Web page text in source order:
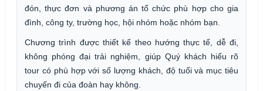
đón, thực đơn và phương án tổ chức phù hợp cho gia
đình, công ty, trường học, hội nhóm hoặc nhóm bạn.
Chương trình được thiết kế theo hướng thực tế, dễ đi,
không phóng đại trải nghiệm, giúp Quý khách hiểu rõ
tour có phù hợp với số lượng khách, độ tuổi và mục tiêu
chuyến đi của đoàn hay không.